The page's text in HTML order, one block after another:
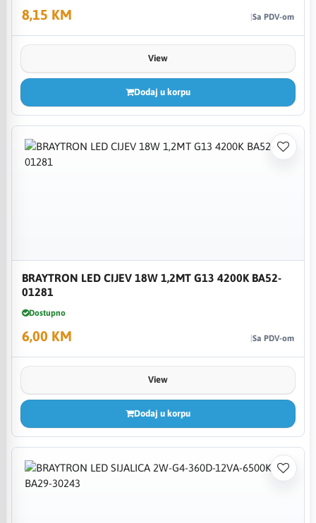
8,15 KM Sa PDV-om
View
Dodaj u korpu
BRAYTRON LED CIJEV 18W 1,2MT G13 4200K BA52-
01281
Dostupno
6,00 KM Sa PDV-om
View
Dodaj u korpu